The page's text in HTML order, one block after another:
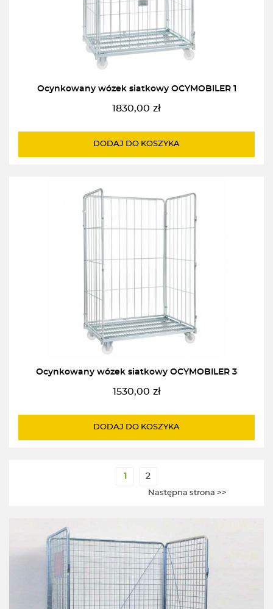
Ocynkowany wózek siatkowy OCYMOBILER 1
1830,00 zł
DODAJ DO KOSZYKA
Ocynkowany wózek siatkowy OCYMOBILER 3
1530,00 zł
DODAJ DO KOSZYKA
1 2
Następna strona >>